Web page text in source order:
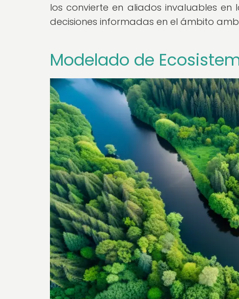
los convierte en aliados invaluables
decisiones informadas en el ámbito
Modelado de